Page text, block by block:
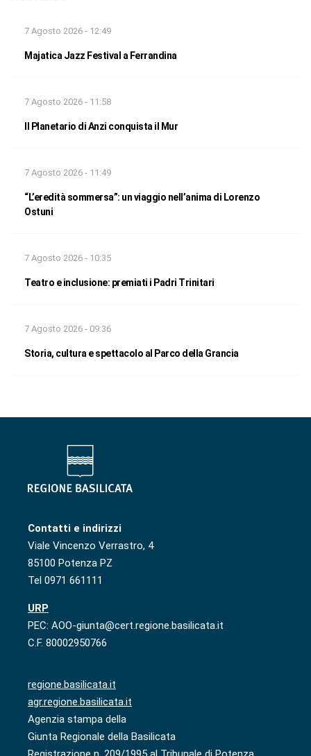
7 Agosto 2026 - 12:49
Majatica Jazz Festival a Ferrandina
7 Agosto 2026 - 11:58
Il Planetario di Anzi conquista il Mur
7 Agosto 2026 - 11:49
“L’eredità sommersa”: un viaggio nell’anima di Lorenzo
Ostuni
7 Agosto 2026 - 10:35
Teatro e inclusione: premiati i Padri Trinitari
7 Agosto 2026 - 09:36
Storia, cultura e spettacolo al Parco della Grancia
Contatti e indirizzi
Viale Vincenzo Verrastro, 4
85100 Potenza PZ
Tel 0971 661111
URP
PEC: AOO-giunta@cert.regione.basilicata.it
C.F. 80002950766
regione.basilicata.it
agr.regione.basilicata.it
Agenzia stampa della
Giunta Regionale della Basilicata